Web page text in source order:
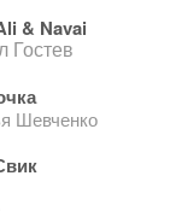
& Navai
Гостев
Шевченко